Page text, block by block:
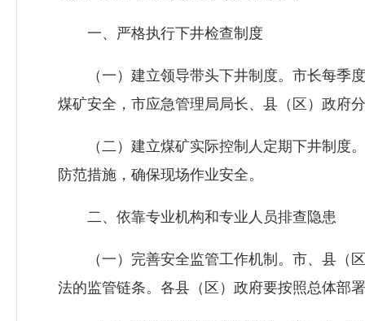
一、严格执行下井检查制度
（一）建立领导带头下井制度。市长每季度
煤矿安全，市应急管理局局长、县（区）政府
（二）建立煤矿实际控制人定期下井制度。
防范措施，确保现场作业安全。
二、依靠专业机构和专业人员排查隐患
（一）完善安全监管工作机制。市、县（区
法的监管链条。各县（区）政府要按照总体部